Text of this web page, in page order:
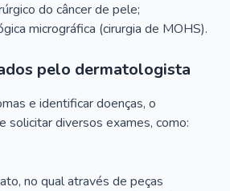
do câncer de pele;
micrográfica (cirurgia de MOHS).
pelo dermatologista
e identificar doenças, o
solicitar diversos exames, como:
no qual através de peças